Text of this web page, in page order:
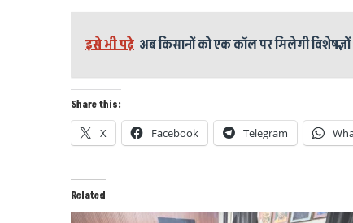
इसे भी पढ़े अब किसानों को एक कॉल पर मिलेगी
Share this:
X Facebook Telegram
Related